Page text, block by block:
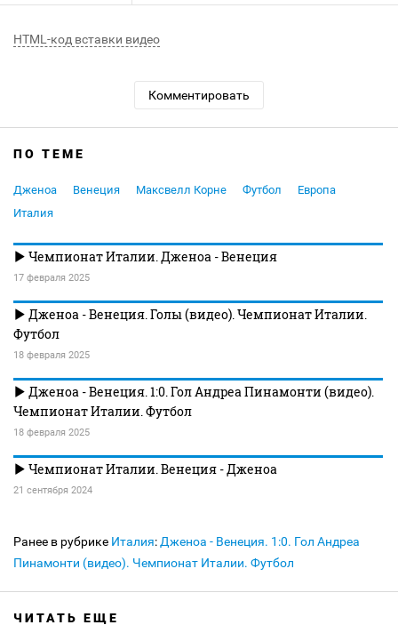
HTML-код вставки видео
Комментировать
ПО ТЕМЕ
Дженоа Венеция Максвелл Корне Футбол
Европа
Италия
Чемпионат Италии. Дженоа - Венеция
17 февраля 2025
Дженоа - Венеция. Голы (видео). Чемпионат Италии.
Футбол
18 февраля 2025
Дженоа - Венеция. 1:0. Гол Андреа Пинамонти (видео).
Чемпионат Италии. Футбол
18 февраля 2025
Чемпионат Италии. Венеция - Дженоа
21 сентября 2024
Ранее в рубрике Италия: Дженоа - Венеция. 1:0. Гол Андреа
Пинамонти (видео). Чемпионат Италии. Футбол
ЧИТАТЬ ЕЩЕ